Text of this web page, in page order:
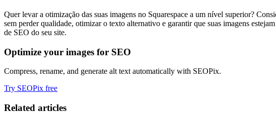
Quer levar a otimização das suas imagens no Squarespace a um nível superior?
sem perder qualidade, otimizar o texto alternativo e garantir que suas imagens
de SEO do seu site.
Optimize your images for SEO
Compress, rename, and generate alt text automatically with SEOPix.
Try SEOPix free
Related articles